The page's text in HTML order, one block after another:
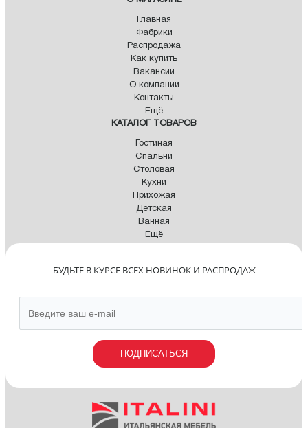
Главная
Фабрики
Распродажа
Как купить
Вакансии
О компании
Контакты
Ещё
КАТАЛОГ ТОВАРОВ
Гостиная
Спальни
Столовая
Кухни
Прихожая
Детская
Ванная
Ещё
БУДЬТЕ В КУРСЕ ВСЕХ НОВИНОК И РАСПРОДАЖ
ПОДПИСАТЬСЯ